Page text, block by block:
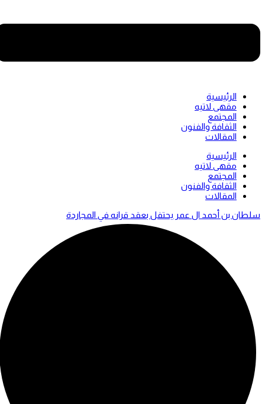
الرئيسية
مقهى لاتيه
المجتمع
الثقافة والفنون
المقالات
Menu
الرئيسية
مقهى لاتيه
المجتمع
الثقافة والفنون
المقالات
سلطان بن أحمد ال عمر يحتفل بعقد قرانه في المجاردة